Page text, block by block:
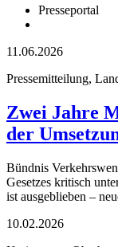
Presseportal
11.06.2026
Pressemitteilung,
Zwei Jahre
der
Bündnis
Gesetzes kritisch
ist ausgeblieben –
10.02.2026